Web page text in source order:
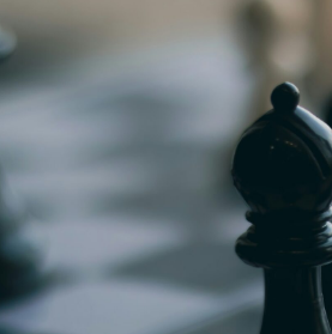
Jugendmeisterschaft